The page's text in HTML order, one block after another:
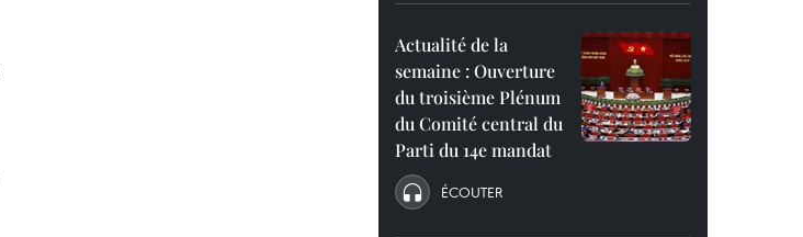
Actualité de la
semaine : Ouverture
du troisième Plénum
du Comité central du
Parti du 14e mandat
ÉCOUTER